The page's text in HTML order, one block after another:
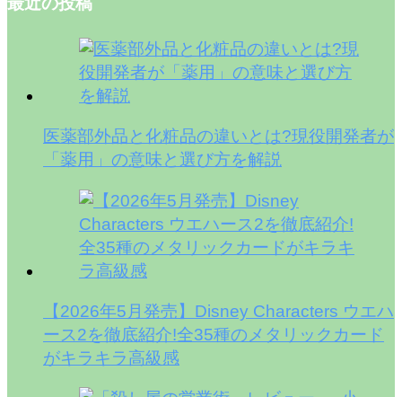
医薬部外品と化粧品の違いとは?現役開発者が
「薬用」の意味と選び方を解説
【2026年5月発売】Disney Characters ウエハ
ース2を徹底紹介!全35種のメタリックカード
がキラキラ高級感